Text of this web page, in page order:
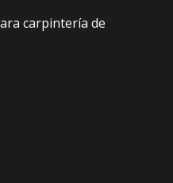
carpintería de